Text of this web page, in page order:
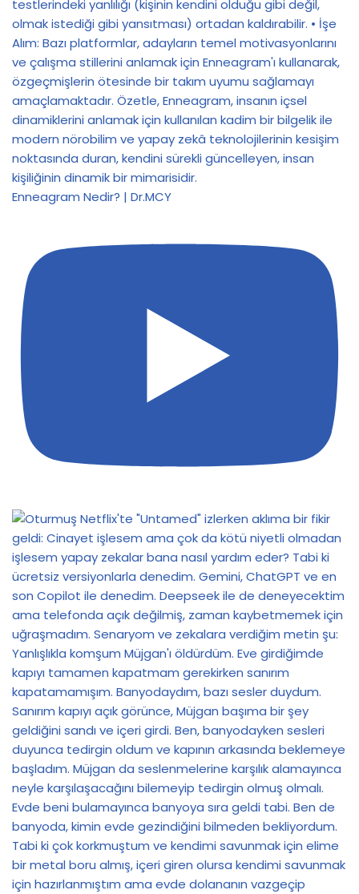
Enneagram Nedir? | Dr.MCY